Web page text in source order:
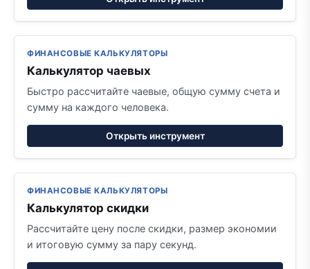
ФИНАНСОВЫЕ КАЛЬКУЛЯТОРЫ
Калькулятор чаевых
Быстро рассчитайте чаевые, общую сумму счета и
сумму на каждого человека.
Открыть инструмент
ФИНАНСОВЫЕ КАЛЬКУЛЯТОРЫ
Калькулятор скидки
Рассчитайте цену после скидки, размер экономии
и итоговую сумму за пару секунд.